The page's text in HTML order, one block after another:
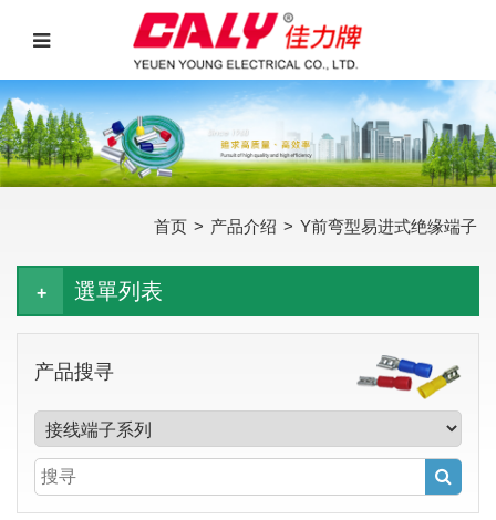
首页 > 产品介绍 > Y前弯型易进式绝缘端子
選單列表
产品搜寻